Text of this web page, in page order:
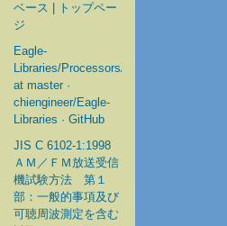
ベース | トップペー
ジ
Eagle-
Libraries/Processors/Microchip
at master ·
chiengineer/Eagle-
Libraries · GitHub
JIS C 6102-1:1998
ＡＭ／ＦＭ放送受信
機試験方法 第１
部：一般的事項及び
可聴周波測定を含む